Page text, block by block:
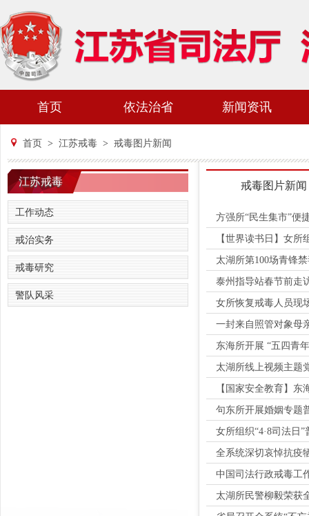
首页 依法治省 新闻资讯
首页 > 江苏戒毒 > 戒毒图片新闻
江苏戒毒
工作动态
戒治实务
戒毒研究
警队风采
戒毒图片新闻
方强所“民生集市”便
【世界读书日】女
太湖所第100场青锋
泰州指导站春节前走
女所恢复戒毒人员现
一封来自照管对象母
东海所开展 “五四青
太湖所线上视频主题
【国家安全教育】
句东所开展婚姻专题
女所组织“4·8司法日
全系统深切哀悼抗疫
中国司法行政戒毒工
太湖所民警柳毅荣获